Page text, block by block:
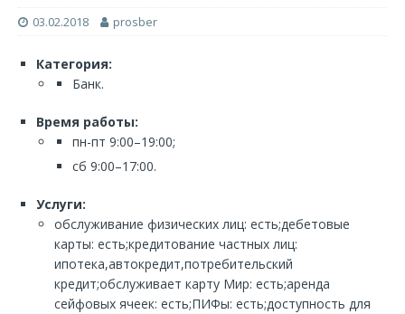
03.02.2018 prosber
Категория:
Банк.
Время работы:
пн-пт 9:00–19:00;
сб 9:00–17:00.
Услуги:
обслуживание физических лиц: есть;дебетовые
карты: есть;кредитование частных лиц:
ипотека,автокредит,потребительский
кредит;обслуживает карту Мир: есть;аренда
сейфовых ячеек: есть;ПИФы: есть;доступность для